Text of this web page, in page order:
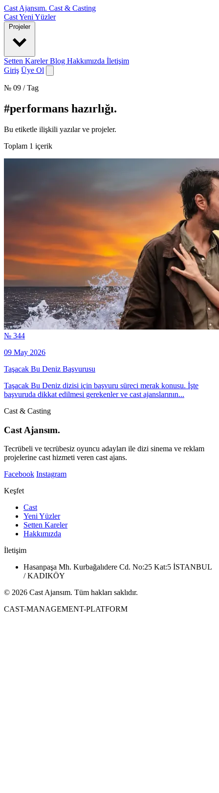
Cast Ajansım. Cast & Casting
CastYeni Yüzler
Projeler
Setten KarelerBlog Hakkımızda İletişim
Giriş Üye Ol
№ 09 / Tag
#performans hazırlığı.
Bu etiketle ilişkili yazılar ve projeler.
Toplam 1 içerik
№ 344
09 May 2026
Taşacak Bu Deniz Başvurusu
Taşacak Bu Deniz dizisi için başvuru süreci merak konusu. İşte
başvuruda dikkat edilmesi gerekenler ve cast ajanslarının...
Cast & Casting
Cast Ajansım.
Tecrübeli ve tecrübesiz oyuncu adayları ile dizi sinema ve reklam
projelerine cast hizmeti veren cast ajans.
Facebook Instagram
Keşfet
Cast
Yeni Yüzler
Setten Kareler
Hakkımızda
İletişim
Hasanpaşa Mh. Kurbağalıdere Cd. No:25 Kat:5 İSTANBUL
/ KADIKÖY
© 2026 Cast Ajansım. Tüm hakları saklıdır.
CAST-MANAGEMENT-PLATFORM